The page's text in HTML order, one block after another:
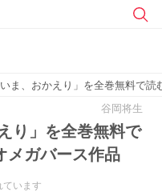
ま、おかえり」を全巻無料で
谷岡将生
り」を全巻無料で
メガバース作品
ています